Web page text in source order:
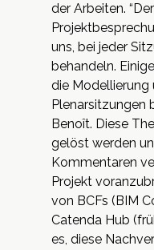
der Arbeiten.
uns, bei jeder
behandeln.
die Modellierung
Plenarsitzungen
Benoît. Diese
gelöst werden
Kommentaren
Projekt
von BCFs (BIM
Catenda Hub
es, diese